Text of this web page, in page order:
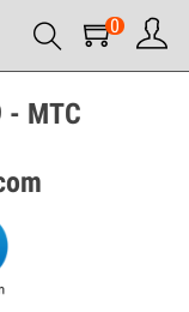
0
- МТС